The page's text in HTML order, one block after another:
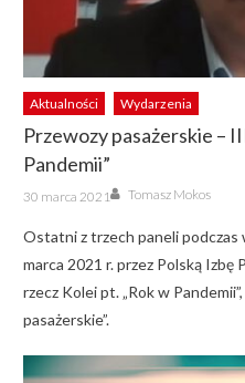
Aktualności Wydarzenia
Przewozy pasażerskie –
Pandemii”
Posted
on
30 marca 2021 Author
Tomasz Mokos
Ostatni z trzech paneli podczas
marca 2021 r. przez Polską Izbę
rzecz Kolei pt. „Rok w
pasażerskie”.